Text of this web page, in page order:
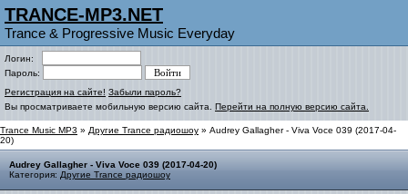
TRANCE-MP3.NET
Trance & Progressive Music Everyday
Логин:
Пароль:
Регистрация на сайте! Забыли пароль?
Вы просматриваете мобильную версию сайта. Перейти на полную версию сайта.
Trance Music MP3 » Другие Trance радиошоу » Audrey Gallagher - Viva Voce 039 (2017-04-
20)
Audrey Gallagher - Viva Voce 039 (2017-04-20)
Категория: Другие Trance радиошоу